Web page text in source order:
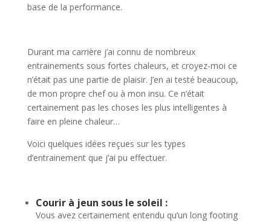
base de la performance.
Durant ma carrière j’ai connu de nombreux
entrainements sous fortes chaleurs, et croyez-moi ce
n’était pas une partie de plaisir. J’en ai testé beaucoup,
de mon propre chef ou à mon insu. Ce n’était
certainement pas les choses les plus intelligentes à
faire en pleine chaleur…
Voici quelques idées reçues sur les types
d’entrainement que j’ai pu effectuer.
Courir à jeun sous le soleil :
Vous avez certainement entendu qu’un long footing